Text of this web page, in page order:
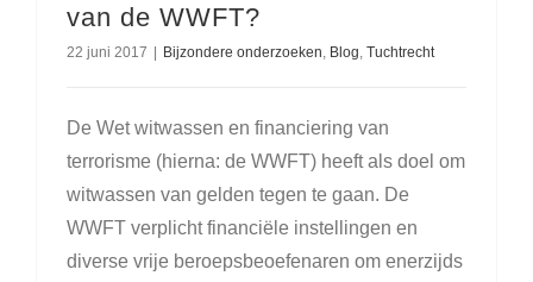
van de WWFT?
22 juni 2017 | Bijzondere onderzoeken Blog Tuchtrecht
De Wet witwassen en financiering van
terrorisme (hierna: de WWFT) heeft als doel om
witwassen van gelden tegen te gaan. De
WWFT verplicht financiële instellingen en
diverse vrije beroepsbeoefenaren om enerzijds